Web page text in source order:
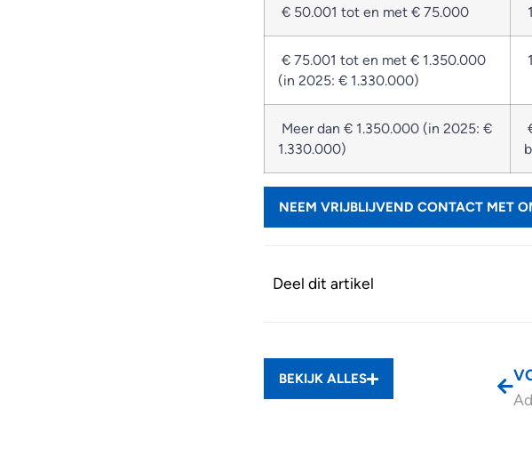
€ 50.001 tot en met € 75.000
€ 75.001 tot en met € 1.350.000
(in 2025: € 1.330.000)
Meer dan € 1.350.000 (in 2025: €
1.330.000)
NEEM VRIJBLIJVEND CONTACT MET
Deel dit artikel
BEKIJK ALLES